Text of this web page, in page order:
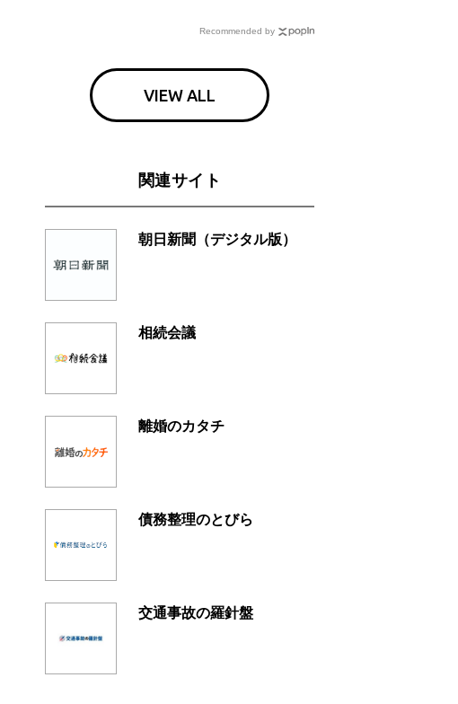
Recommended by
VIEW ALL
関連サイト
朝日新聞（デジタル版）
相続会議
離婚のカタチ
債務整理のとびら
交通事故の羅針盤